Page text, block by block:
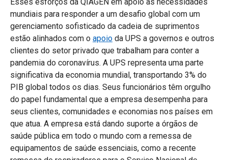
mundiais para responder a um desafio global com um
gerenciamento sofisticado da cadeia de suprimentos
estão alinhados com o apoio da UPS a governos e outros
clientes do setor privado que trabalham para conter a
pandemia do coronavírus. A UPS representa uma parte
significativa da economia mundial, transportando 3% do
PIB global todos os dias. Seus funcionários têm orgulho
do papel fundamental que a empresa desempenha para
seus clientes, comunidades e economias nos países em
que atua. A empresa está dando suporte a órgãos de
saúde pública em todo o mundo com a remessa de
equipamentos de saúde essenciais, como a recente